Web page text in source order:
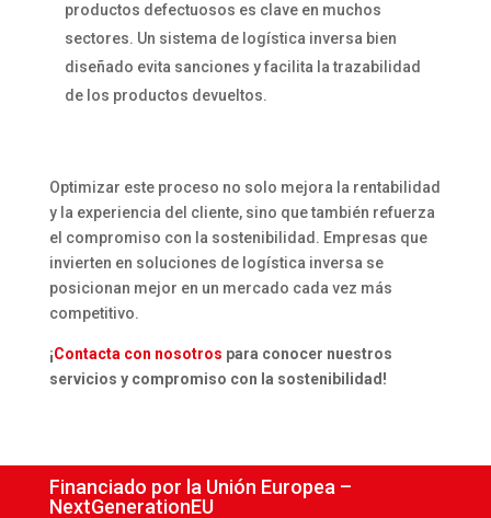
productos defectuosos es clave en muchos
sectores. Un sistema de logística inversa bien
diseñado evita sanciones y facilita la trazabilidad
de los productos devueltos.
Optimizar este proceso no solo mejora la rentabilidad
y la experiencia del cliente, sino que también refuerza
el compromiso con la sostenibilidad. Empresas que
invierten en soluciones de logística inversa se
posicionan mejor en un mercado cada vez más
competitivo.
¡Contacta con nosotros para conocer nuestros
servicios y compromiso con la sostenibilidad!
Financiado por la Unión Europea –
NextGenerationEU